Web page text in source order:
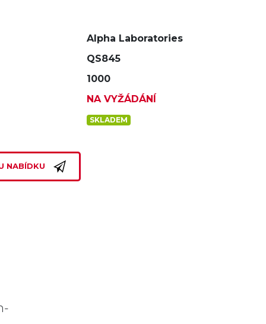
Alpha Laboratories
QS845
1000
NA VYŽÁDÁNÍ
SKLADEM
NABÍDKU